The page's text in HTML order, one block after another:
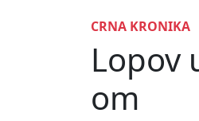
CRNA KRONIKA
Lopov
om